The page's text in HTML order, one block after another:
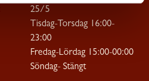
25/5
Tisdag-Torsdag 16:00-
23:00
Fredag-Lördag 15:00-00:00
Söndag- Stängt